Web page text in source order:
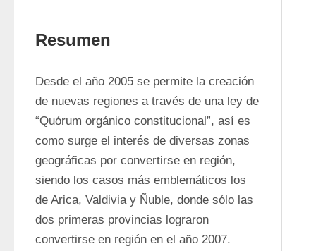
Resumen
Desde el año 2005 se permite la creación
de nuevas regiones a través de una ley de
“Quórum orgánico constitucional”, así es
como surge el interés de diversas zonas
geográficas por convertirse en región,
siendo los casos más emblemáticos los
de Arica, Valdivia y Ñuble, donde sólo las
dos primeras provincias lograron
convertirse en región en el año 2007.